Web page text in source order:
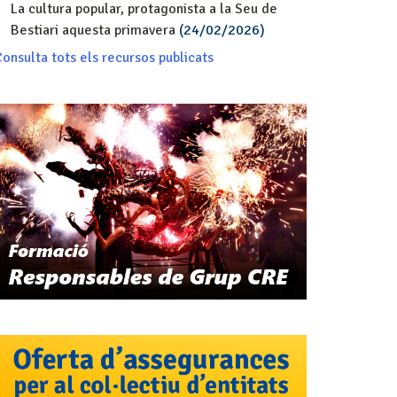
La cultura popular, protagonista a la Seu de
Bestiari aquesta primavera(24/02/2026)
tots els recursos publicats